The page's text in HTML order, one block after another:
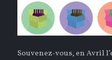
Souvenez-vous, en Avril